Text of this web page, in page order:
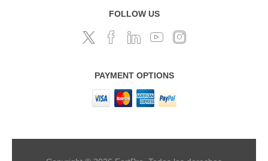
FOLLOW US
PAYMENT OPTIONS